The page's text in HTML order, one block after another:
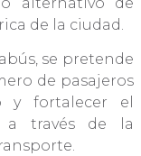
de la ciudad.
se pretende
de pasajeros
y fortalecer el
a través de la